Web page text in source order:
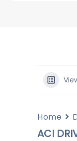
Home
ACI